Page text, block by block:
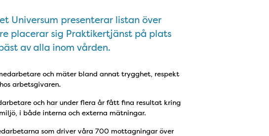
Universum presenterar listan över
placerar sig Praktikertjänst på plats
av alla inom vården.
och mäter bland annat trygghet, respekt
arbetsgivaren.
och har under flera år fått fina resultat kring
i både interna och externa mätningar.
som driver våra 700 mottagningar över